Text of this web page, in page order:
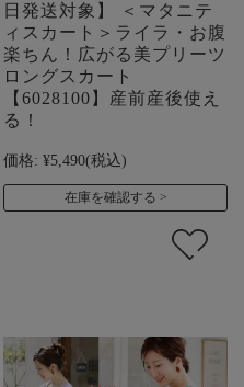
日発送対象】 ＜マタニテ
ィスカート＞ライラ・お腹
楽ちん！広がる美プリーツ
ロングスカート
【6028100】産前産後使え
る！
価格: ¥5,490(税込)
在庫を確認する